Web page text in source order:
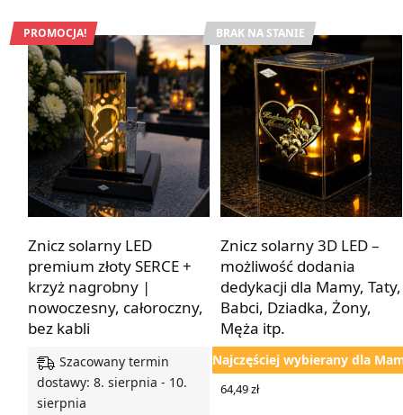
PROMOCJA!
Znicz solarny LED
premium złoty SERCE +
krzyż nagrobny |
nowoczesny, całoroczny,
bez kabli
Szacowany termin
dostawy: 8. sierpnia - 10.
sierpnia
BRAK NA STANIE
Znicz solarny 3D LED –
możliwość dodania
dedykacji dla Mamy, Taty,
Babci, Dziadka, Żony,
Męża itp.
Najczęściej wybierany dla
64,49zł